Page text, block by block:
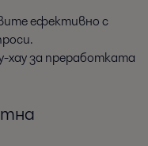
ефективно с
хау за преработката